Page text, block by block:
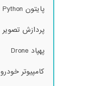
پایتون Python
پردازش تصویر
پهپاد Drone
کامپیوتر خودرو ECU